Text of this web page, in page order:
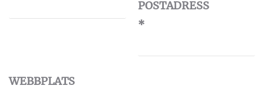
POSTADRESS
*
WEBBPLATS